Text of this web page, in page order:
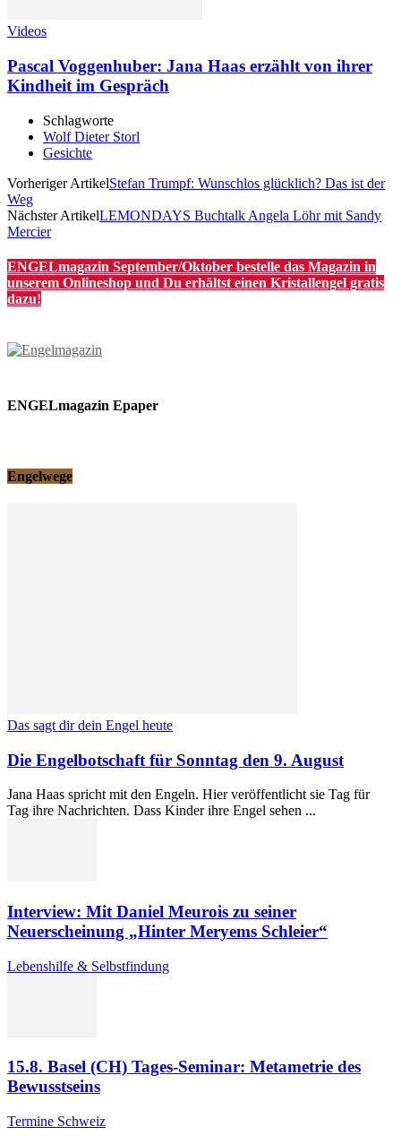
Videos
Pascal Voggenhuber: Jana Haas erzählt von ihrer
Kindheit im Gespräch
Schlagworte
Wolf Dieter Storl
Gesichte
Vorheriger ArtikelStefan Trumpf: Wunschlos glücklich? Das ist der
Weg
Nächster ArtikelLEMONDAYS Buchtalk Angela Löhr mit Sandy
Mercier
ENGELmagazin September/Oktober bestelle das Magazin in
unserem Onlineshop und Du erhältst einen Kristallengel gratis
dazu!
ENGELmagazin Epaper
Engelwege
Das sagt dir dein Engel heute
Die Engelbotschaft für Sonntag den 9. August
Jana Haas spricht mit den Engeln. Hier veröffentlicht sie Tag für
Tag ihre Nachrichten. Dass Kinder ihre Engel sehen ...
Interview: Mit Daniel Meurois zu seiner
Neuerscheinung „Hinter Meryems Schleier“
Lebenshilfe & Selbstfindung
15.8. Basel (CH) Tages-Seminar: Metametrie des
Bewusstseins
Termine Schweiz